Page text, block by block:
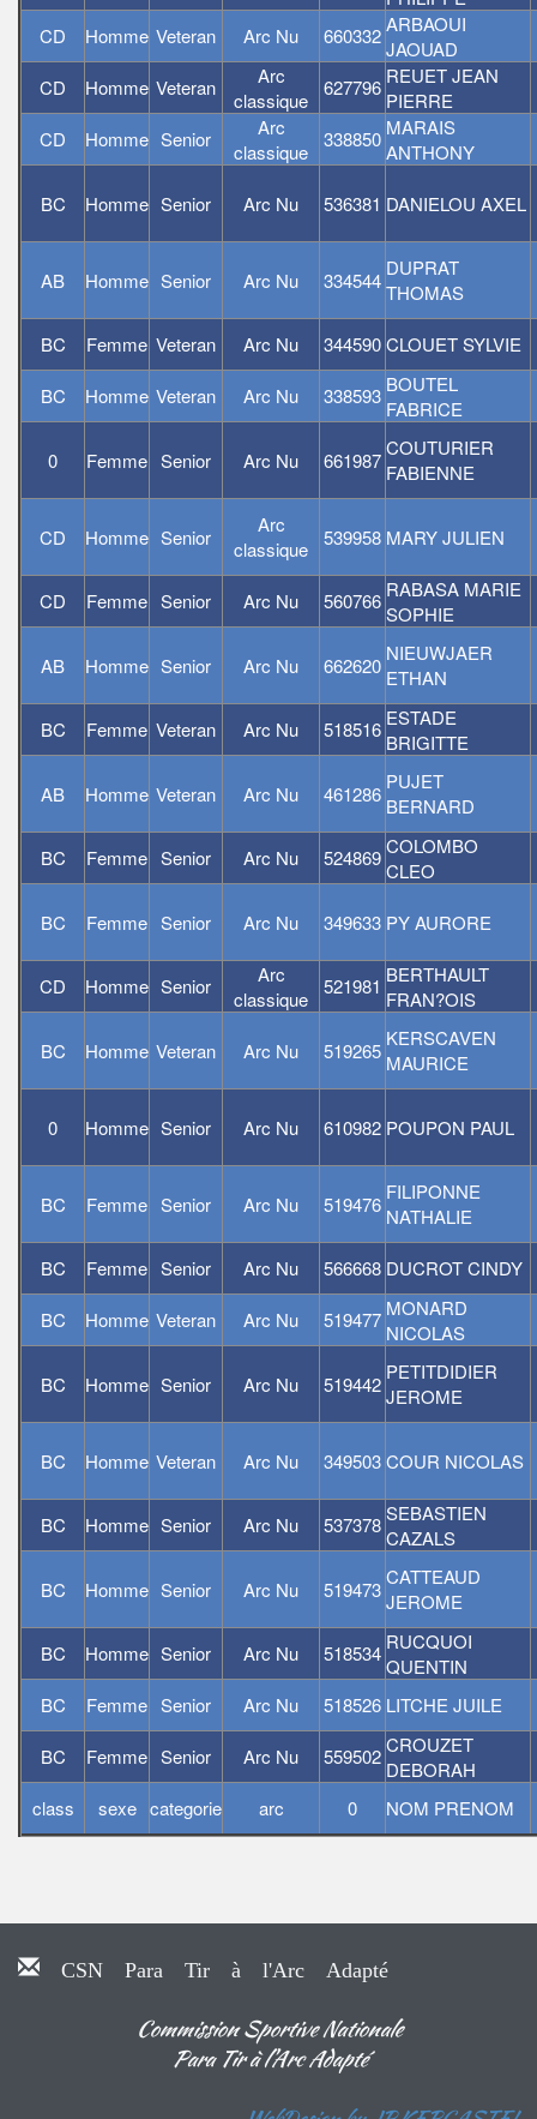
CD
Homme Veteran Arc Nu 660332ARBAOUI
JAOUAD
CD
Homme Veteran
Arc
classique
627796 REUET JEAN
PIERRE
CD
Homme Senior
Arc
classique
338850 MARAIS
ANTHONY
BC Homme Senior Arc Nu 536381 DANIELOU AXEL
AB Homme Senior Arc Nu 334544
DUPRAT
THOMAS
BC Femme Veteran Arc Nu 344590CLOUET SYLVIE
BC Homme Veteran Arc Nu 338593 BOUTEL
FABRICE
0 Femme Senior Arc Nu 661987
COUTURIER
FABIENNE
CD Homme Senior
Arc
classique
539958 MARY JULIEN
CD Femme Senior Arc Nu 560766 RABASA MARIE
SOPHIE
AB Homme Senior Arc Nu 662620
NIEUWJAER
ETHAN
BC Femme Veteran Arc Nu 518516 ESTADE
BRIGITTE
AB Homme Veteran Arc Nu 461286
PUJET
BERNARD
BC Femme Senior Arc Nu 524869COLOMBO
CLEO
BC Femme Senior Arc Nu 349633 PY AURORE
CD Homme Senior
Arc
classique
521981 BERTHAULT
FRAN?OIS
BC Homme Veteran Arc Nu 519265
KERSCAVEN
MAURICE
0 Homme Senior Arc Nu 610982 POUPON PAUL
BC Femme Senior Arc Nu 519476
FILIPONNE
NATHALIE
BC Femme Senior Arc Nu 566668 DUCROT CINDY
BC Homme Veteran Arc Nu 519477 MONARD
NICOLAS
BC Homme Senior Arc Nu 519442
PETITDIDIER
JEROME
BC Homme Veteran Arc Nu 349503COUR NICOLAS
BC Homme Senior Arc Nu 537378SEBASTIEN
CAZALS
BC Homme Senior Arc Nu 519473
CATTEAUD
JEROME
BC Homme Senior Arc Nu 518534 RUCQUOI
QUENTIN
BC
Femme Senior Arc Nu 518526 LITCHE JUILE
BC Femme Senior Arc Nu 559502CROUZET
DEBORAH
class
sexe categorie arc 0 NOM PRENOM
CSN Para Tir à l'Arc Adapté
Commission Sportive Nationale
Para Tir à l'Arc Adapté